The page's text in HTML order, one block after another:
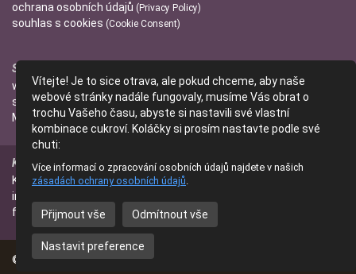
ochranaosobních údajů (Privacy Policy)
souhlas s cookies (Cookie Consent)
Správci
wendulka
slniecko
Mitzi
Kontakt/ Contact
Kontaktujte nás(Contact Us)
info@parfumanie.cz
facebook.com/parfumaniecz
© 2014 - 2026parfumanie.cz
Vítejte! Je to sice otrava, ale pokud chceme, aby naše
webové stránky nadále fungovaly, musíme Vás obrat o
trochu Vašeho času, abyste si nastavili své vlastní
kombinace cukroví. Koláčky si prosím nastavte podle své
chuti:
Více informací o zpracování osobních údajů najdete v našich
zásadách ochrany osobních údajů.
Přijmout vše Odmítnout vše
Nastavit preference